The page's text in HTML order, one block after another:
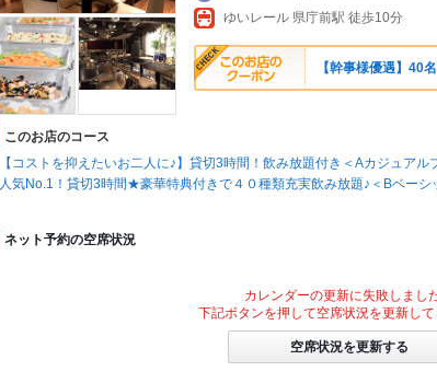
ゆいレール 県庁前駅 徒歩10分
【幹事様優遇】40
このお店のコース
【コストを抑えたいお二人に♪】貸切3時間！飲み放題付き＜Aカジュアル
人気No.1！貸切3時間★豪華特典付きで４０種類充実飲み放題♪＜Bベーシ
ネット予約の空席状況
カレンダーの更新に失敗しました
下記ボタンを押して空席状況を更新して
空席状況を更新する